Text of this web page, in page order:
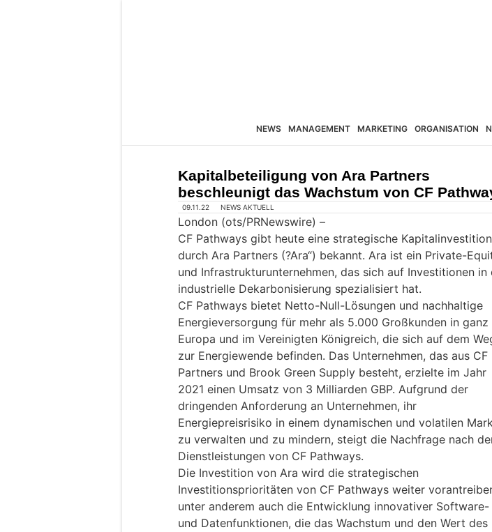
NEWS MANAGEMENT MARKETING ORGANISATION
Kapitalbeteiligung von Ara Partners
beschleunigt das Wachstum von CF
09.11.22 NEWS AKTUELL
London (ots/PRNewswire) –
CF Pathways gibt heute eine strategische Kapitalinvestition
durch Ara Partners (?Ara“) bekannt. Ara ist ein Private-
und Infrastrukturunternehmen, das sich auf Investitionen in
industrielle Dekarbonisierung spezialisiert hat.
CF Pathways bietet Netto-Null-Lösungen und nachhaltige
Energieversorgung für mehr als 5.000 Großkunden in ganz
Europa und im Vereinigten Königreich, die sich auf dem
zur Energiewende befinden. Das Unternehmen, das aus CF
Partners und Brook Green Supply besteht, erzielte im Jahr
2021 einen Umsatz von 3 Milliarden GBP. Aufgrund der
dringenden Anforderung an Unternehmen, ihr
Energiepreisrisiko in einem dynamischen und volatilen
zu verwalten und zu mindern, steigt die Nachfrage nach
Dienstleistungen von CF Pathways.
Die Investition von Ara wird die strategischen
Investitionsprioritäten von CF Pathways weiter
unter anderem auch die Entwicklung innovativer Software-
und Datenfunktionen, die das Wachstum und den Wert des